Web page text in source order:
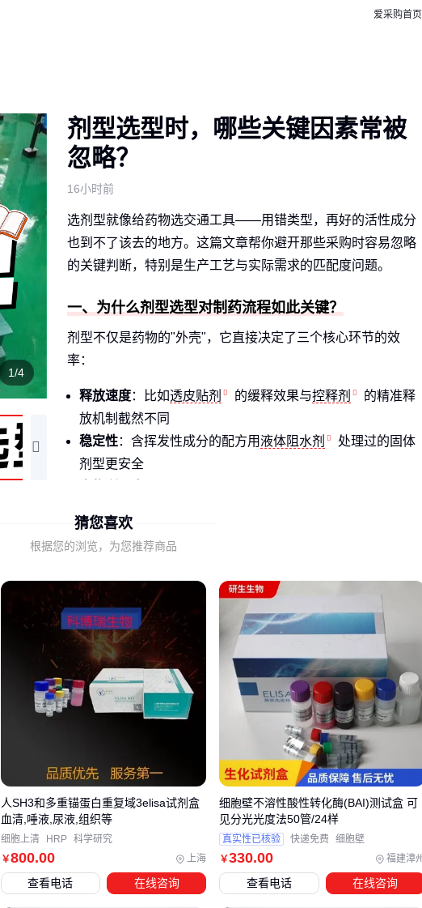
爱采购首页
1/4
剂型选型时，哪些关键因素常被
忽略？
16小时前
选剂型就像给药物选交通工具——用错类型，再好的活性成分
也到不了该去的地方。这篇文章帮你避开那些采购时容易忽略
的关键判断，特别是生产工艺与实际需求的匹配度问题。
一、为什么剂型选型对制药流程如此关键？
剂型不仅是药物的"外壳"，它直接决定了三个核心环节的效
率：
释放速度：比如透皮贴剂 的缓释效果与控释剂
的精准释
放机制截然不同
稳定性：含挥发性成分的配方用 液体阻水剂
处理过的固体
剂型更安全
常见误区是把剂型简单理解为形态选择，实际上它需要匹配生
产线
频繁堵塞——这本质是剂型与设备适配问题。
剂型是药物与生产设备的翻译官
，选错就像让只会中文的
厨师照着法文菜谱做菜 🧑‍🍳
除了常见的溶解度和稳定性，这些隐性因素常被低估：
界面活性 ：含油脂成分的软膏若用错 医药级吐温20
，会出
现相分离
机械应力耐受性
：压片工艺中脆性大的剂型需要特殊
微生物风险：含糖分的口服液必须搭配 防腐剂型培养基
猜您喜欢
根据您的浏览，为您推荐商品
￥800.00 上海
人SH3和多重锚蛋白重复域3elisa试剂盒
血清,唾液,尿液,组织等
细胞上清 HRP 科学研究
查看电话 在线咨询
￥330.00 福建漳
细胞壁不溶性酸性转化酶(BAI)测试盒 可
见分光光度法50管/24样
真实性已核验 快递免费 细胞壁
查看电话 在线咨询